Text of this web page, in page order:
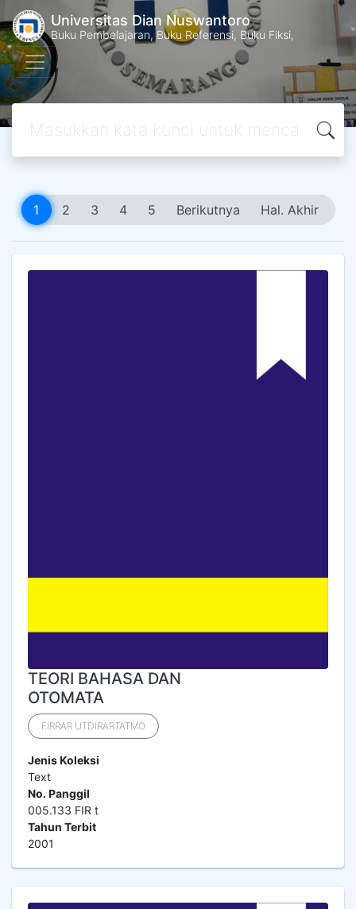
Universitas Dian Nuswantoro
Buku Pembelajaran, Buku Referensi, Buku Fiksi,
1 2 3 4 5 Berikutnya Hal. Akhir
TEORI BAHASA DAN
OTOMATA
FIRRAR UTDIRARTATMO
Jenis Koleksi
Text
No. Panggil
005.133 FIR t
Tahun Terbit
2001